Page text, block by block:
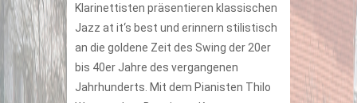
Klarinettisten präsentieren klassischen
Jazz at it‘s best und erinnern stilistisch
an die goldene Zeit des Swing der 20er
bis 40er Jahre des vergangenen
Jahrhunderts. Mit dem Pianisten Thilo